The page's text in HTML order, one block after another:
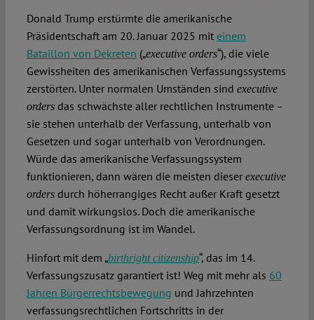
Donald Trump erstürmte die amerikanische
Präsidentschaft am 20. Januar 2025 mit einem
Bataillon von Dekreten („executive orders“), die viele
Gewissheiten des amerikanischen Verfassungssystems
zerstörten. Unter normalen Umständen sind executive
orders das schwächste aller rechtlichen Instrumente –
sie stehen unterhalb der Verfassung, unterhalb von
Gesetzen und sogar unterhalb von Verordnungen.
Würde das amerikanische Verfassungssystem
funktionieren, dann wären die meisten dieser executive
orders durch höherrangiges Recht außer Kraft gesetzt
und damit wirkungslos. Doch die amerikanische
Verfassungsordnung ist im Wandel.
Hinfort mit dem „birthright citizenship“, das im 14.
Verfassungszusatz garantiert ist! Weg mit mehr als 60
Jahren Bürgerrechtsbewegung und Jahrzehnten
verfassungsrechtlichen Fortschritts in der